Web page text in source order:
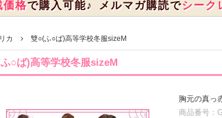
価格で購入可能♪ メルマガ購読でシーク
カ 雙○(ふ○ば)高等学校冬服sizeM
○ば)高等学校冬服sizeM
胸元の真っ
商品番号：